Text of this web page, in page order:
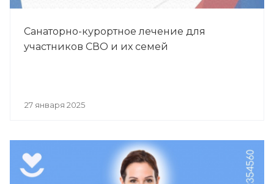
Санаторно-курортное лечение для
участников СВО и их семей
27 января 2025